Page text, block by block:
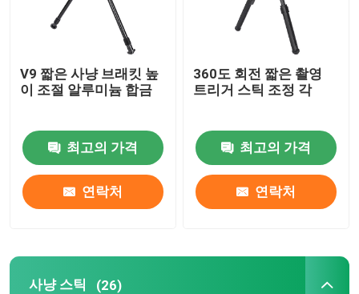
사냥용 삼각대
트리거 스틱
총격 삼각대
V9 짧은 사냥 브래킷 높
이 조절 알루미늄 합금
최고의 가격
연락처
360도 회전 짧은 촬영
트리거 스틱 조정 각
최고의 가격
연락처
사냥 스틱 (26)